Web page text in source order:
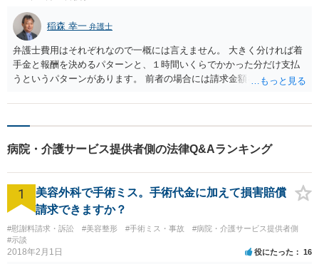
稲森 幸一 弁護士
弁護士費用はそれぞれなので一概には言えません。 大きく分ければ着
手金と報酬を決めるパターンと、１時間いくらでかかった分だけ支払
うというパターンがあります。 前者の場合には請求金額をもとに例え
ります。 時間で決める場合には、１時間当たり１万５０００円から２
いのでいくつか見てみたらどうでしょうか。
病院・介護サービス提供者側の法律Q&Aランキング
1
美容外科で手術ミス。手術代金に加えて損害賠償
請求できますか？
#慰謝料請求・訴訟 #美容整形 #手術ミス・事故
#病院・介護サービス提供者側
#示談
2018年2月1日 役にたった 16